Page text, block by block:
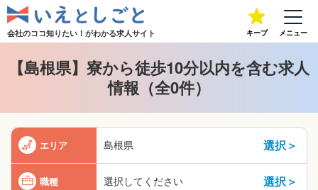
会社のココ知りたい！がわかる求人サイト キープ メニュー
【島根県】寮から徒歩10分以内を含む求人
情報（全0件）
エリア 島根県 選択＞
職種 選択してください 選択＞